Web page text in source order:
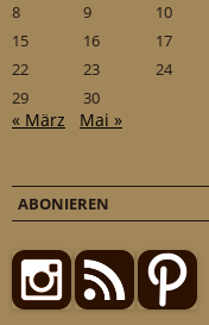
8
9 10
15
16 17
22
23 24
29
30
« März Mai »
ABONIEREN